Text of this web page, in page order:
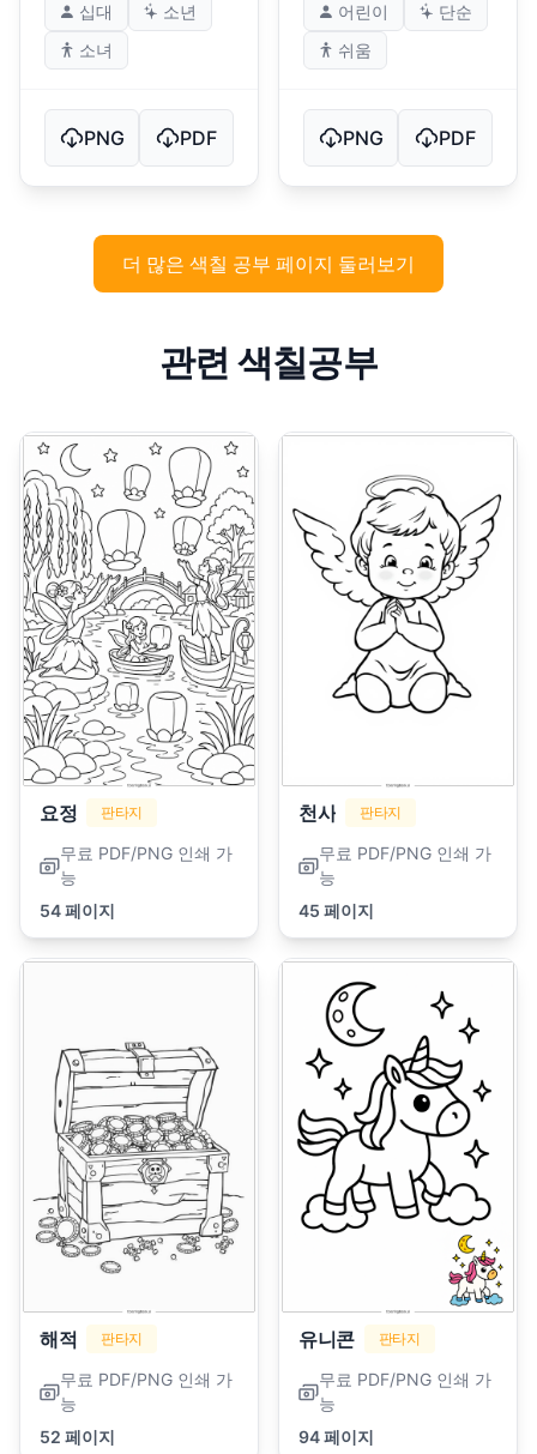
십대
소년
소녀
PNG PDF
어린이
단순
쉬움
PNG PDF
더 많은 색칠 공부 페이지 둘러보기
관련 색칠공부
요정 판타지
무료 PDF/PNG 인쇄 가
능
54 페이지
천사 판타지
무료 PDF/PNG 인쇄 가
능
45 페이지
해적 판타지
무료 PDF/PNG 인쇄 가
능
52 페이지
유니콘 판타지
무료 PDF/PNG 인쇄 가
능
94 페이지